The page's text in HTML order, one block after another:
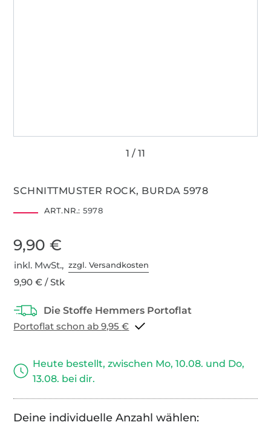
SCHNITTMUSTER ROCK, BURDA 5978
ART.NR.: 5978
9,90 €
inkl. MwSt.,zzgl. Versandkosten
9,90 € / Stk
Portoflat schon ab 9,95 €
Heute bestellt, zwischen Mo, 10.08. und Do,
13.08. bei dir.
Deine individuelle Anzahl wählen: